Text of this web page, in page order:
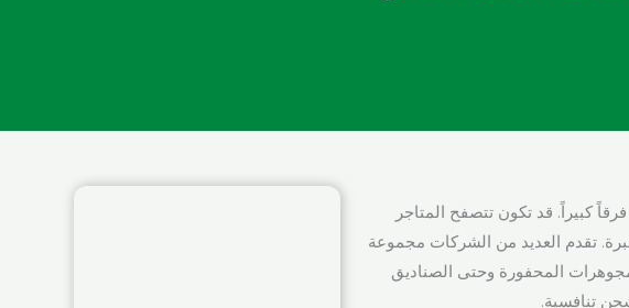
كبيراً. قد تكون تتصفح المتاجر
تقدم العديد من الشركات مجموعة
المحفورة وحتى الصناديق
تنافسية.